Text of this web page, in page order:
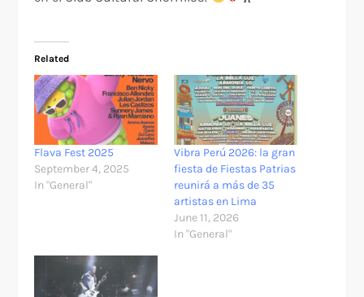
Related
Flava Fest 2025
September 4, 2025
In "General"
Vibra Perú 2026: la gran
fiesta de Fiestas Patrias
reunirá a más de 35
artistas en Lima
June 11, 2026
In "General"